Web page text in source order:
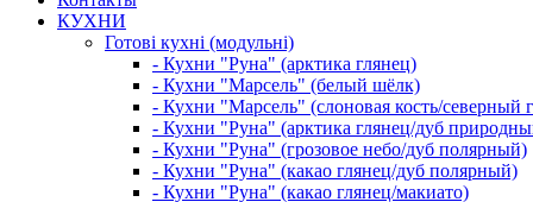
КУХНИ
Готові кухні (модульні)
- Кухни "Руна" (арктика глянец)
- Кухни "Марсель" (белый шёлк)
- Кухни "Марсель" (слоновая кость/северный
- Кухни "Руна" (арктика глянец/дуб
- Кухни "Руна" (грозовое небо/дуб полярный)
- Кухни "Руна" (какао глянец/дуб полярный)
- Кухни "Руна" (какао глянец/макиато)